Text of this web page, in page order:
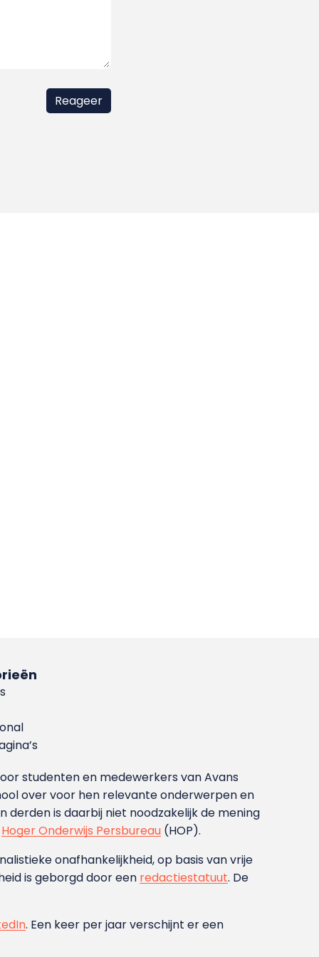
studenten en medewerkers van Avans
over voor hen relevante onderwerpen en
is daarbij niet noodzakelijk de mening
Hoger Onderwijs Persbureau (HOP).
onafhankelijkheid, op basis van vrije
is geborgd door een redactiestatuut. De
. Een keer per jaar verschijnt er een